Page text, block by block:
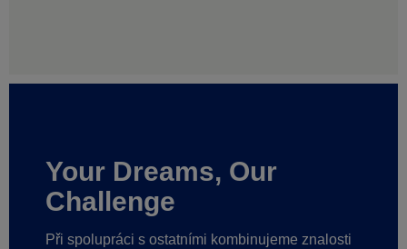
Your Dreams, Our
Challenge
Při spolupráci s ostatními kombinujeme znalosti